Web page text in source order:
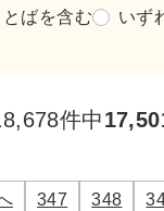
ばを含む いず
件中
347 348